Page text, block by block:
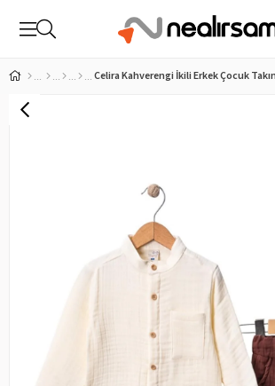
Celira Kahverengi İkili Erkek Çocuk